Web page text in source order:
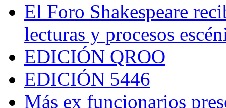
El Foro Shakespeare
lecturas y procesos
EDICIÓN QROO
EDICIÓN 5446
Más ex funcionarios